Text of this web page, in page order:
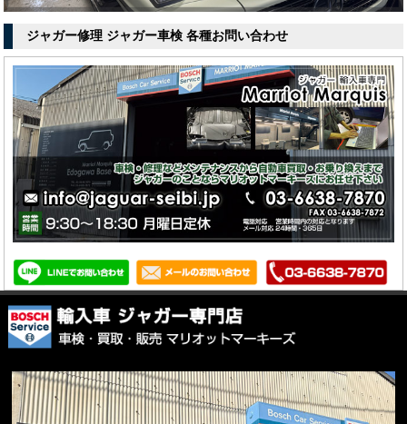
ジャガー修理 ジャガー車検 各種お問い合わせ